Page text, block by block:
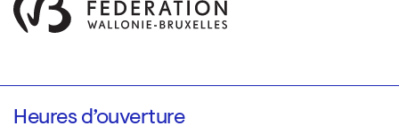
Heures d’ouverture